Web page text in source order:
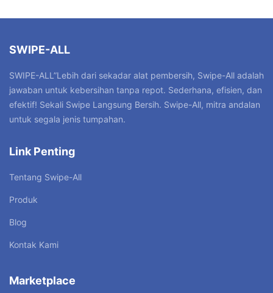
SWIPE-ALL
SWIPE-ALL”Lebih dari sekadar alat pembersih, Swipe-All adalah
jawaban untuk kebersihan tanpa repot. Sederhana, efisien, dan
efektif! Sekali Swipe Langsung Bersih. Swipe-All, mitra andalan
untuk segala jenis tumpahan.
Link Penting
Tentang Swipe-All
Produk
Blog
Kontak Kami
Marketplace